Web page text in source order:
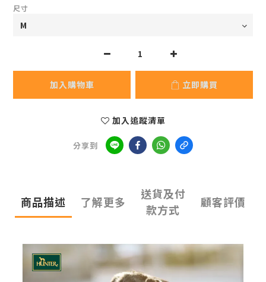
尺寸
加入購物車 立即購買
加入追蹤清單
分享到
商品描述 了解更多
送貨及付
款方式
顧客評價